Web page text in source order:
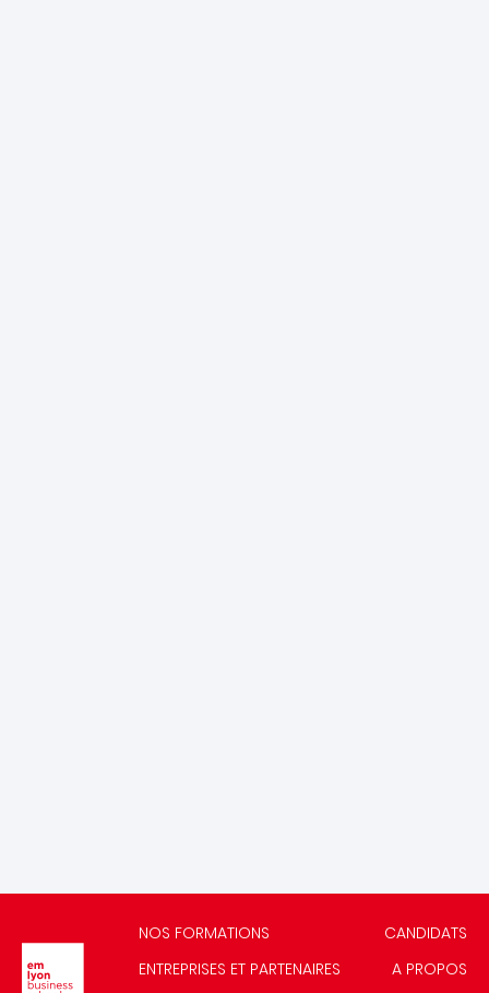
NOS FORMATIONS
CANDIDATS
ENTREPRISES ET PARTENAIRES
A PROPOS